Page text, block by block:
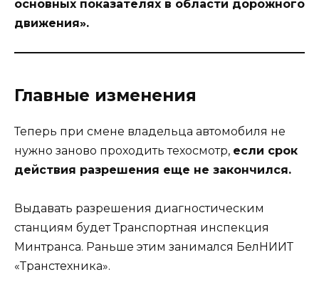
основных показателях в области дорожного
движения».
Главные изменения
Теперь при смене владельца автомобиля не
нужно заново проходить техосмотр, если срок
действия разрешения еще не закончился.
Выдавать разрешения диагностическим
станциям будет Транспортная инспекция
Минтранса. Раньше этим занимался БелНИИТ
«Транстехника».